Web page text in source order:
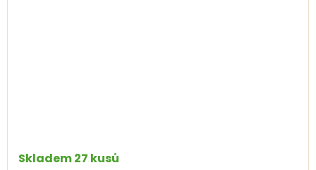
Skladem 27 kusů